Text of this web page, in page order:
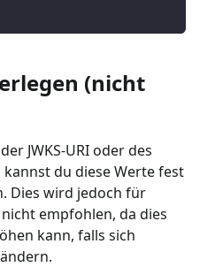
(nicht
JWKS-URI oder des
du diese Werte fest
Dies wird jedoch für
empfohlen, da dies
kann, falls sich